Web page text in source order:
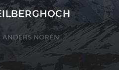
ANDERS NORÉN